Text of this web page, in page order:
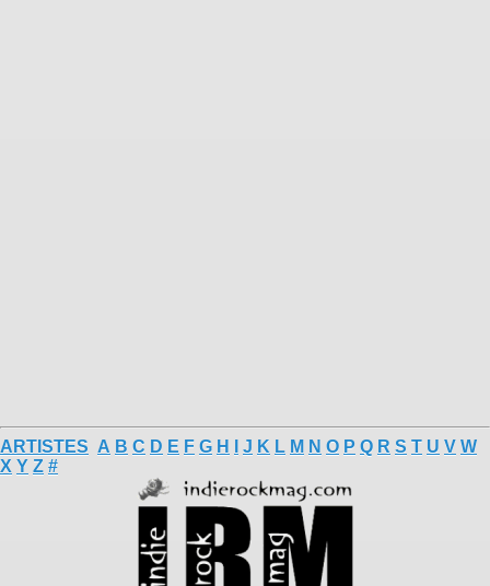
ARTISTES A B C D E F G H J K L M N O P Q R S T U V W
X Y Z #